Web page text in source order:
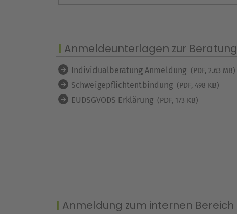
Anmeldeunterlagen zur Beratung
Individualberatung Anmeldung (PDF, 2.63 MB)
Schweigepflichtentbindung (PDF, 498 KB)
EUDSGVODS Erklärung (PDF, 173 KB)
Anmeldung zum internen Bereich